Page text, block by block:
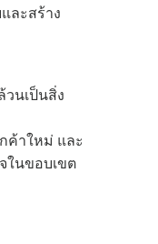
ละสร้าง
นเป็นสิ่ง
ค้าใหม่ และ
ในขอบเขต